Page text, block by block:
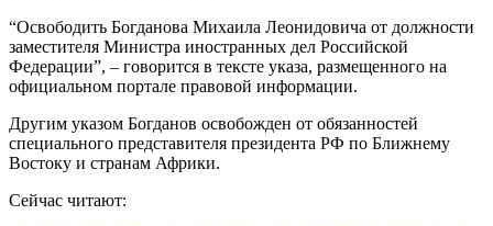
“Освободить Богданова Михаила Леонидовича от должности
заместителя Министра иностранных дел Российской
Федерации”, – говорится в тексте указа, размещенного на
официальном портале правовой информации.
Другим указом Богданов освобожден от обязанностей
специального представителя президента РФ по Ближнему
Востоку и странам Африки.
Сейчас читают: